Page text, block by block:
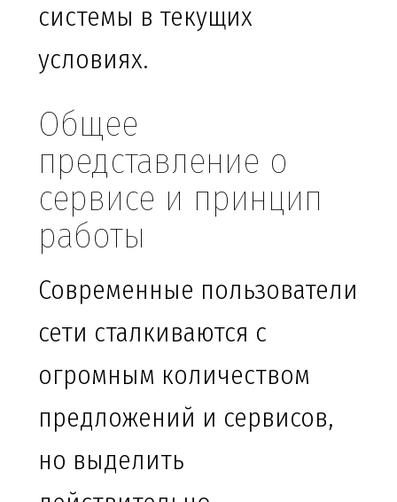
системы в текущих
условиях.
Общее
представление о
сервисе и принцип
работы
Современные пользователи
сети сталкиваются с
огромным количеством
предложений и сервисов,
но выделить